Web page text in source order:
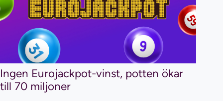
Ingen Eurojackpot-vinst, potten ökar
till 70 miljoner